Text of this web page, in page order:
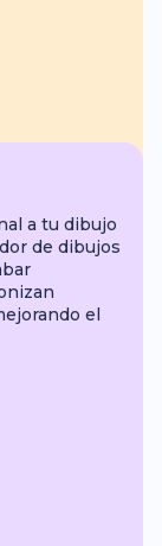
a tu dibujo
de dibujos
el